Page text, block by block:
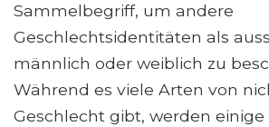
Sammelbegriff, um andere
Geschlechtsidentitäten als
männlich oder weiblich zu
Während es viele Arten von
Geschlecht gibt, werden